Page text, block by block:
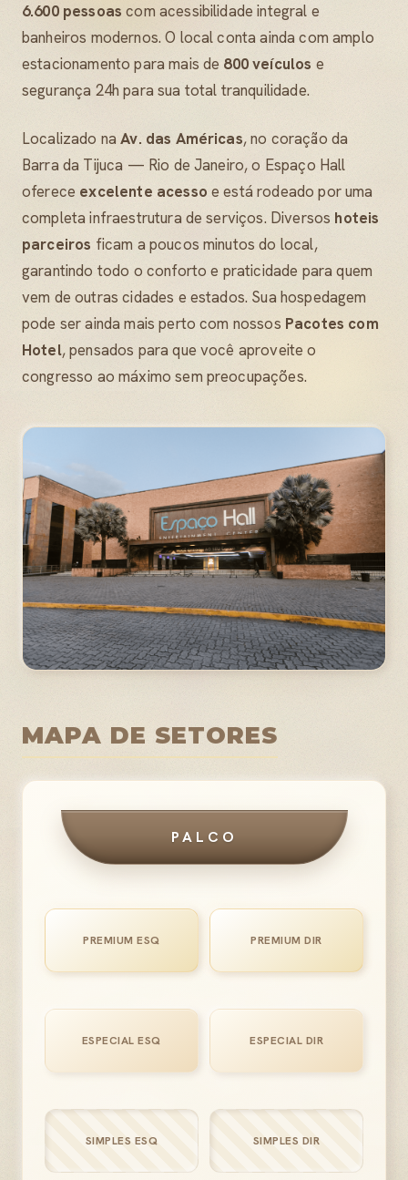
6.600 pessoas com acessibilidade integral e
banheiros modernos. O local conta ainda com amplo
estacionamento para mais de 800 veículos e
segurança 24h para sua total tranquilidade.
Localizado naAv. das Américas, no coração da
Barra da Tijuca — Rio de Janeiro, o Espaço Hall
oferece excelente acesso e está rodeado por uma
completa infraestrutura de serviços. Diversos hoteis
parceiros ficam a poucos minutos do local,
garantindo todo o conforto e praticidade para quem
vem de outras cidades e estados. Sua hospedagem
pode ser ainda mais perto com nossos Pacotes com
Hotel, pensados para que você aproveite o
congresso ao máximo sem preocupações.
MAPA DE SETORES
PALCO
PREMIUM ESQ PREMIUM DIR
ESPECIAL ESQ ESPECIAL DIR
SIMPLES ESQ SIMPLES DIR